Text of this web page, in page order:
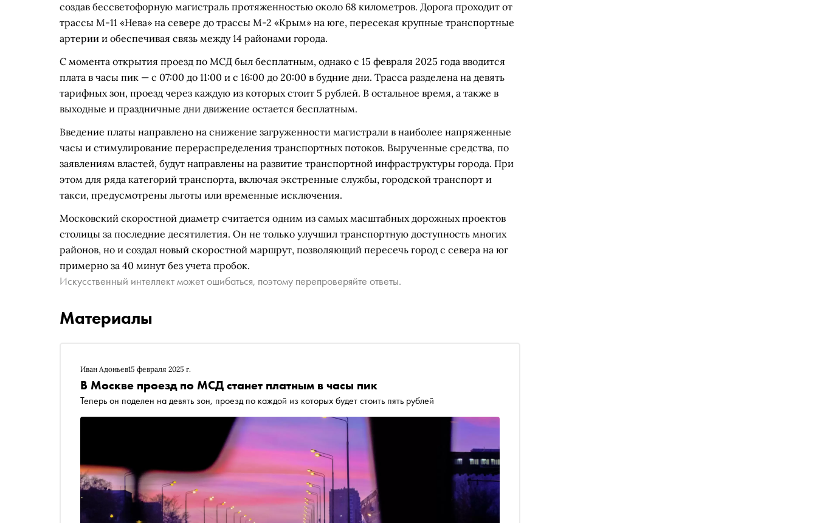
создав бессветофорную магистраль протяженностью около 68 километров. Дорога проходит от
трассы М-11 «Нева» на севере до трассы М-2 «Крым» на юге, пересекая крупные транспортные
артерии и обеспечивая связь между 14 районами города.
С момента открытия проезд по МСД был бесплатным, однако с 15 февраля 2025 года вводится
плата в часы пик — с 07:00 до 11:00 и с 16:00 до 20:00 в будние дни. Трасса разделена на девять
тарифных зон, проезд через каждую из которых стоит 5 рублей. В остальное время, а также в
выходные и праздничные дни движение остается бесплатным.
Введение платы направлено на снижение загруженности магистрали в наиболее напряженные
часы и стимулирование перераспределения транспортных потоков. Вырученные средства, по
заявлениям властей, будут направлены на развитие транспортной инфраструктуры города. При
этом для ряда категорий транспорта, включая экстренные службы, городской транспорт и
такси, предусмотрены льготы или временные исключения.
Московский скоростной диаметр считается одним из самых масштабных дорожных проектов
столицы за последние десятилетия. Он не только улучшил транспортную доступность многих
районов, но и создал новый скоростной маршрут, позволяющий пересечь город с севера на юг
примерно за 40 минут без учета пробок.
Искусственный интеллект может ошибаться, поэтому перепроверяйте ответы.
Материалы
Иван Адоньев15 февраля 2025 г.
В Москве проезд по МСД станет платным в часы пик
Теперь он поделен на девять зон, проезд по каждой из которых будет стоить пять рублей